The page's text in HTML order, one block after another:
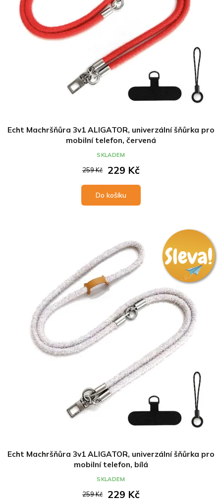
Echt Machršňůra 3v1 ALIGATOR, univerzální šňůrka pro
mobilní telefon, červená
259 Kč 229 Kč
Do košíku
SKLADEM
Echt Machršňůra 3v1 ALIGATOR, univerzální šňůrka pro
mobilní telefon, bílá
259 Kč 229 Kč
SKLADEM